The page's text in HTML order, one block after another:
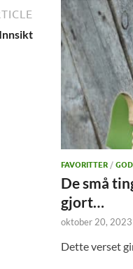
FAVORITTER /
De små
gjort…
oktober 20, 2023
Dette verset